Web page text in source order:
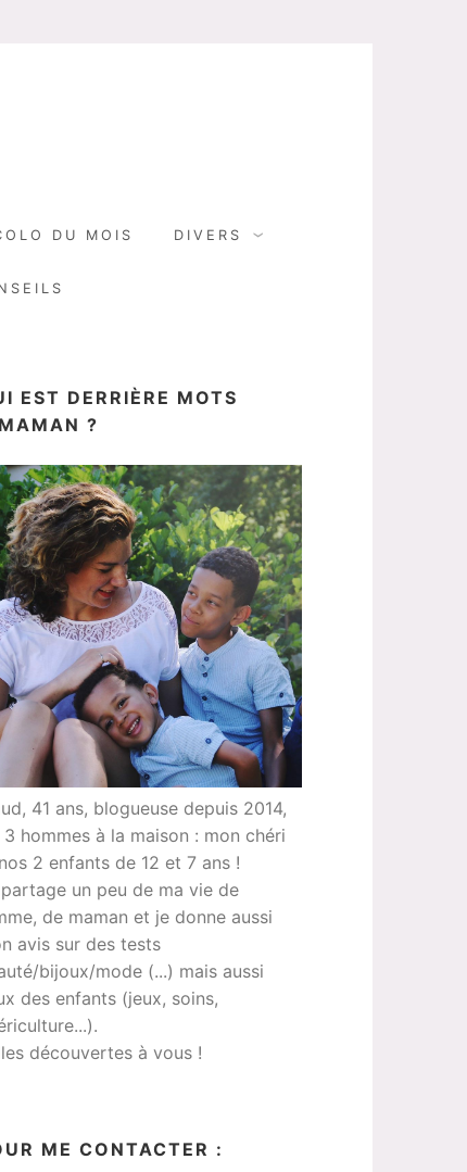
DU MOIS DIVERS
EST DERRIÈRE MOTS
?
41 ans, blogueuse depuis 2014,
3 hommes à la maison : mon chéri
2 enfants de 12 et 7 ans !
un peu de ma vie de
de maman et je donne aussi
avis sur des tests
bijoux/mode (...) mais aussi
des enfants (jeux, soins,
découvertes à vous !
ME CONTACTER :